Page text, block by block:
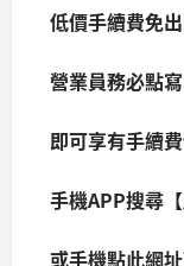
低價手續費免
營業員務必點
即可享有手續
手機APP搜尋
或手機點此網